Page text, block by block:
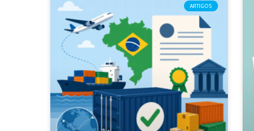
ARTIGOS